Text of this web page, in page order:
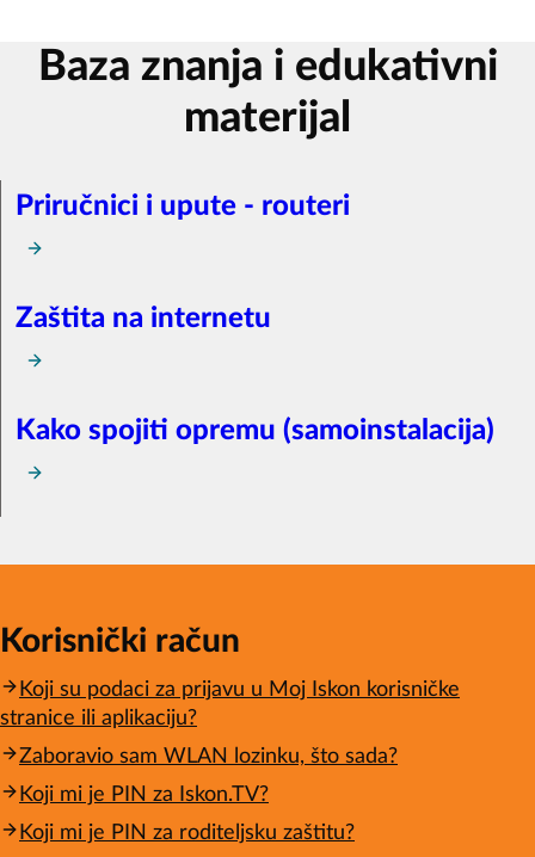
Baza znanja i edukativni
materijal
Priručnici i upute - routeri
Zaštita na internetu
Kako spojiti opremu (samoinstalacija)
Korisnički račun
Koji su podaci za prijavu u Moj Iskon korisničke
stranice ili aplikaciju?
Zaboravio sam WLAN lozinku, što sada?
Koji mi je PIN za Iskon.TV?
Koji mi je PIN za roditeljsku zaštitu?